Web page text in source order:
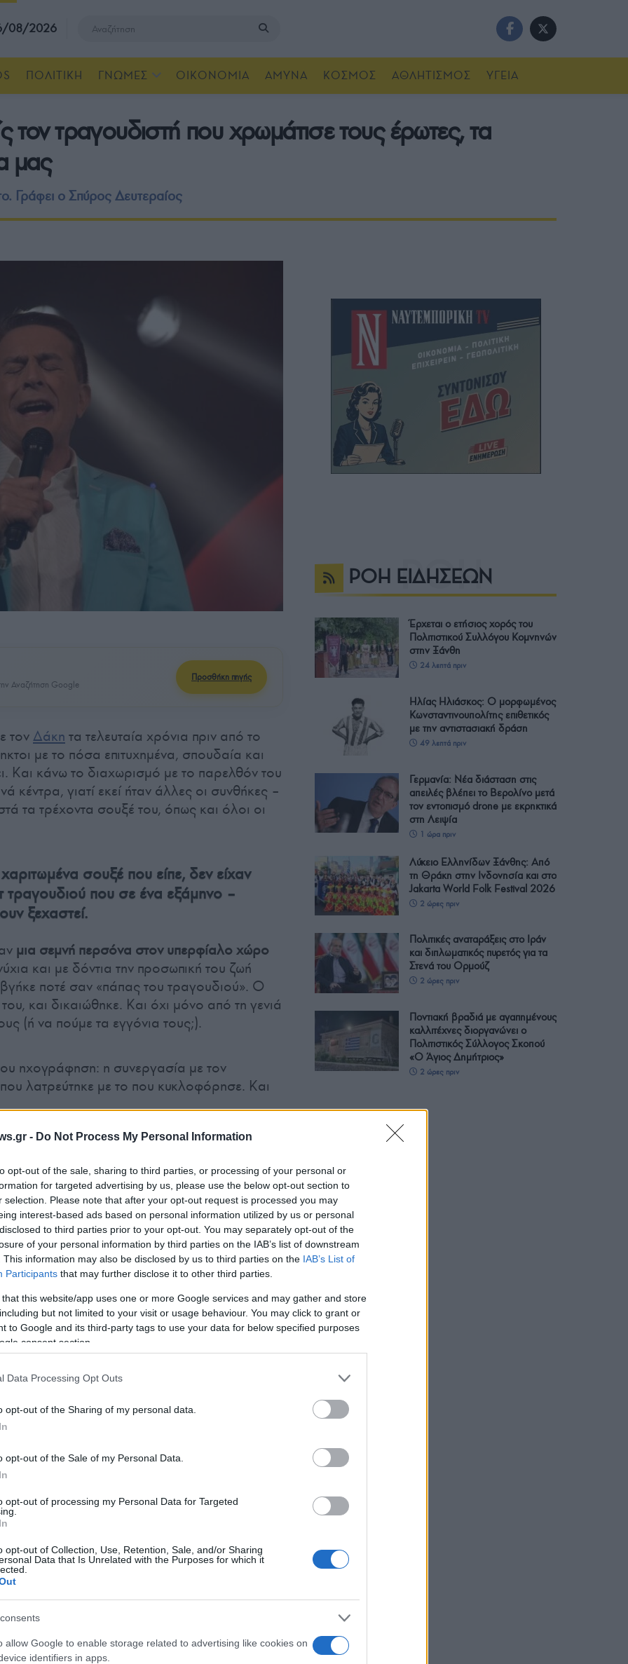
- Do Not Process My Personal Information
opt-out of the sale, sharing to third parties, or processing of your personal or
for targeted advertising by us, please use the below opt-out section to
selection. Please note that after your opt-out request is processed you may
interest-based ads based on personal information utilized by us or personal
to third parties prior to your opt-out. You may separately opt-out of the
of your personal information by third parties on the IAB’s list of downstream
This information may also be disclosed by us to third parties on the IAB’s List of
Participants that may further disclose it to other third parties.
that this website/app uses one or more Google services and may gather and store
but not limited to your visit or usage behaviour. You may click to grant or
to Google and its third-party tags to use your data for below specified purposes
consent section.
Data Processing Opt Outs
opt-out of the Sharing of my personal data.
opt-out of the Sale of my Personal Data.
opt-out of processing my Personal Data for Targeted
opt-out of Collection, Use, Retention, Sale, and/or Sharing
Data that Is Unrelated with the Purposes for which it
allow Google to enable storage related to advertising like cookies on
identifiers in apps.
08/2026
ΠΟΛΙΤΙΚΗ ΓΝΩΜΕΣ ΟΙΚΟΝΟΜΙΑ ΑΜΥΝΑ ΚΟΣΜΟΣ ΑΘΛΗΤΙΣΜΟΣ ΥΓΕΙΑ
τραγουδιστή που χρωμάτισε τους έρωτες, τα
μας
Γράφει ο Σπύρος Δευτεραίος
Αναζήτηση Google
Προσθήκη πηγής
τονΔάκη τα τελευταία χρόνια πριν από το
με το πόσα επιτυχημένα, σπουδαία και
Και κάνω το διαχωρισμό με το παρελθόν του
κέντρα, γιατί εκεί ήταν άλλες οι συνθήκες –
τα τρέχοντα σουξέ του, όπως και όλοι οι
σουξέ που είπε, δεν είχαν
τραγουδιού που σε ένα εξάμηνο –
ξεχαστεί.
μια σεμνή περσόνα στον υπερφίαλο χώρο
και με δόντια την προσωπική του ζωή
ποτέ σαν «πάπας του τραγουδιού». Ο
και δικαιώθηκε. Και όχι μόνο από τη γενιά
(ή να πούμε τα εγγόνια τους;).
ηχογράφηση: η συνεργασία με τον
που λατρεύτηκε με το που κυκλοφόρησε. Και
μου;
όνομα, μόνο ρεμπέτικα μπορείς να
μεταξύ του Δάκη και του παραγωγού
Αθήνα, όπου ο μικρός Βρασίδας με την
από την
Ο πατέρας του ήταν λογιστής σε
του ήταν ο
ισπανικά και αγγλικά.
ΡΟΗ ΕΙΔΗΣΕΩΝ
Έρχεται ο ετήσιος χορός του
Πολιτιστικού Συλλόγου Κομνηνών
στην Ξάνθη
24 λεπτά πριν
Ηλίας Ηλιάσκος: Ο μορφωμένος
Κωνσταντινουπολίτης επιθετικός
με την αντιστασιακή δράση
49 λεπτά πριν
Γερμανία: Νέα διάσταση στις
απειλές βλέπει το Βερολίνο μετά
τον εντοπισμό drone με εκρηκτικά
στη Λειψία
1 ώρα πριν
Λύκειο Ελληνίδων Ξάνθης: Από
τη Θράκη στην Ινδονησία και στο
Jakarta World Folk Festival 2026
2 ώρες πριν
Πολιτικές αναταράξεις στο Ιράν
και διπλωματικός πυρετός για τα
Στενά του Ορμούζ
2 ώρες πριν
Ποντιακή βραδιά με αγαπημένους
καλλιτέχνες διοργανώνει ο
Πολιτιστικός Σύλλογος Σκοπού
«Ο Άγιος Δημήτριος»
2 ώρες πριν